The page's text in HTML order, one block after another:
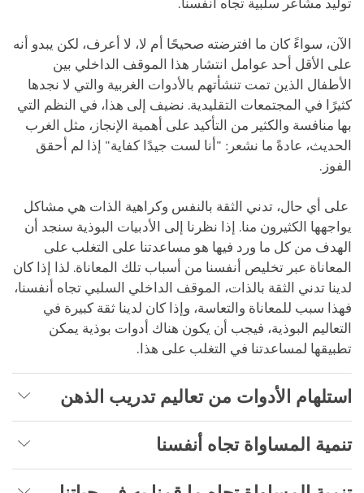
توليد مشاعر سلبية تجاه أنفسنا.
الآن، سواءً كان ما افترضته صحيحًا أم لا، لا أعرف، لكن يبدو أنه
على الأقل أحد عوامل انتشار هذا الموقف الداخلي بين
الأطفال الذين تمت تنشأتهم بالأدوات الغربية والتي لا نجدها
كثيرًا في المجتمعات التقليدية. نضيف إلى هذا، في النظم التي
بها منافسة والكثير من التأكيد على أهمية الإنجاز، مثل الغرب
الحديث، عادةً ما نشعر: "أنا لست جيدًا كفاية" إذا لم أحقق
الفوز.
على أي حال، تدني الثقة بالنفس وكراهية الذات هي مشاكل
يواجهها الكثيرون منا. إذا نظرنا إلى الأدبيات البوذية سنجد أن
الهدف من كل ما ورد فيها هو مساعدتنا على التغلب على
المعاناة عبر تخليص أنفسنا من أسباب تلك المعاناة. لذا إذا كان
لدينا تدني الثقة بالذات، الموقف الداخلي السلبي تجاه أنفسنا،
فهذا سبب للمعاناة والتعاسة، وإذا كان لدينا ثقة كبيرة في
التعاليم البوذية، فيجب أن يكون هناك أدوات بوذية يمكن
تطبيقها لمساعدتنا في التغلب على هذا.
استلهام الأدوات من تعاليم تدريب الذهن
تنمية المساواة تجاه أنفسنا